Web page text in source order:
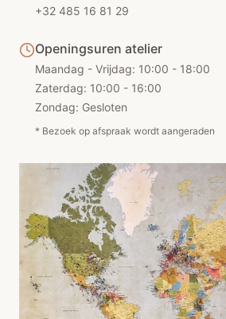
+32 485 16 81 29
Openingsuren atelier
Maandag - Vrijdag: 10:00 - 18:00
Zaterdag: 10:00 - 16:00
Zondag: Gesloten
* Bezoek op afspraak wordt aangeraden